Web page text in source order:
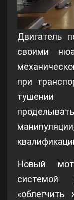
Двигатель
своими
при
тушении
Новый
системой